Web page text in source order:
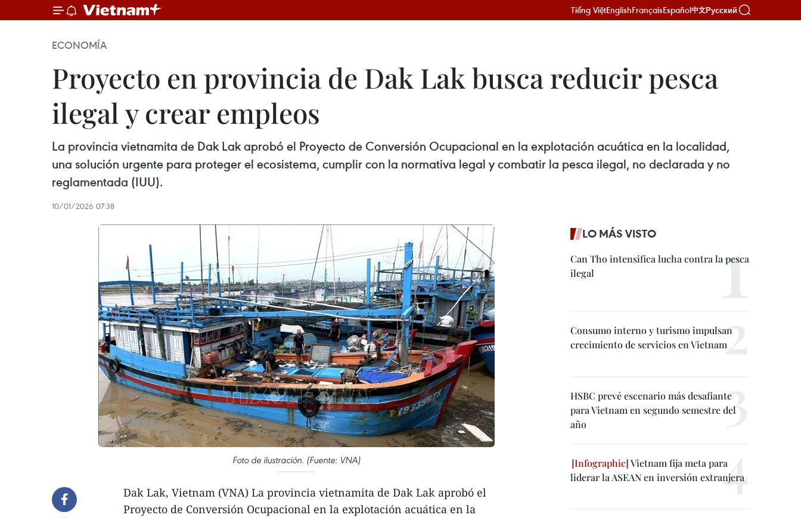
Tiếng ViệtEnglishFrançaisEspañol中文Русский
ECONOMÍA
Proyecto en provincia de Dak Lak busca reducir pesca
ilegal y crear empleos
La provincia vietnamita de Dak Lak aprobó el Proyecto de Conversión Ocupacional en la explotación acuática en la localidad,
una solución urgente para proteger el ecosistema, cumplir con la normativa legal y combatir la pesca ilegal, no declarada y no
reglamentada (IUU).
10/01/2026 07:38
Foto de ilustración. (Fuente: VNA)
Dak Lak, Vietnam (VNA) La provincia vietnamita de Dak Lak aprobó el
Proyecto de Conversión Ocupacional en la explotación acuática en la
LO MÁS VISTO
Can Tho intensifica lucha contra la pesca
ilegal
Consumo interno y turismo impulsan
crecimiento de servicios en Vietnam
HSBC prevé escenario más desafiante
para Vietnam en segundo semestre del
año
Vietnam fija meta para
liderar la ASEAN en inversión extranjera